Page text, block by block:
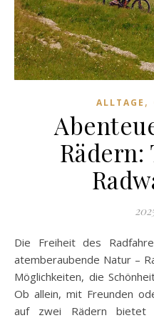
ALLTAGE ,
Die Freiheit des Radfahrens, die frische Luft und die
atemberaubende Natur –
Möglichkeiten, die
Ob allein, mit Freunden
auf zwei Rädern bietet